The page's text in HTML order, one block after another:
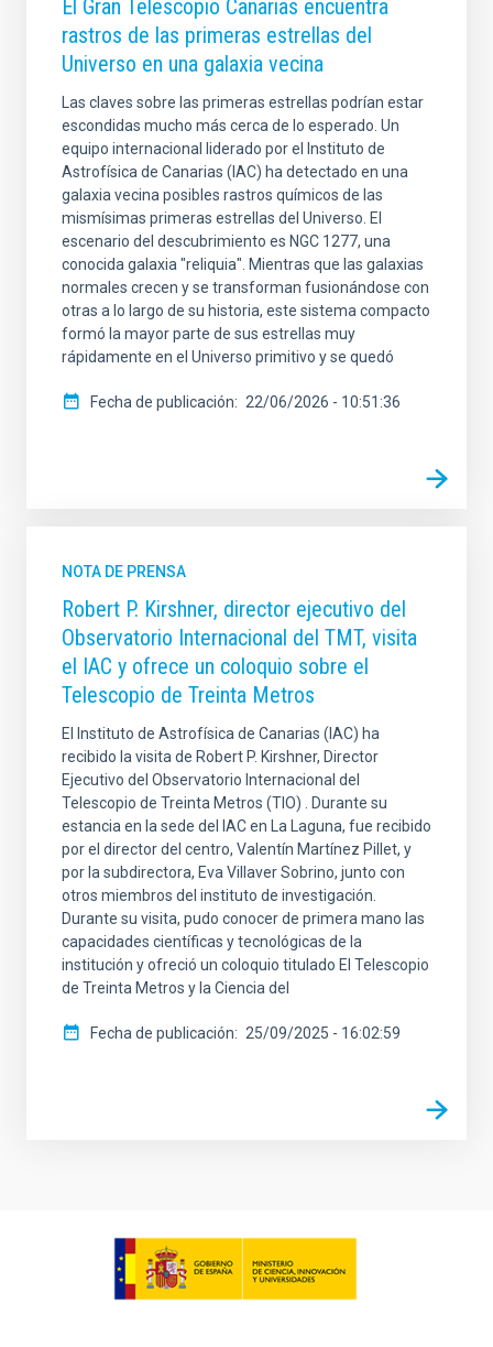
El Gran Telescopio Canarias encuentra
rastros de las primeras estrellas del
Universo en una galaxia vecina
Las claves sobre las primeras estrellas podrían estar
escondidas mucho más cerca de lo esperado. Un
equipo internacional liderado por el Instituto de
Astrofísica de Canarias (IAC) ha detectado en una
galaxia vecina posibles rastros químicos de las
mismísimas primeras estrellas del Universo. El
escenario del descubrimiento es NGC 1277, una
conocida galaxia "reliquia". Mientras que las galaxias
normales crecen y se transforman fusionándose con
otras a lo largo de su historia, este sistema compacto
formó la mayor parte de sus estrellas muy
rápidamente en el Universo primitivo y se quedó
Fecha de publicación 22/06/2026 - 10:51:36
NOTA DE PRENSA
Robert P. Kirshner, director ejecutivo del
Observatorio Internacional del TMT, visita
el IAC y ofrece un coloquio sobre el
Telescopio de Treinta Metros
El Instituto de Astrofísica de Canarias (IAC) ha
recibido la visita de Robert P. Kirshner, Director
Ejecutivo del Observatorio Internacional del
Telescopio de Treinta Metros (TIO) . Durante su
estancia en la sede del IAC en La Laguna, fue recibido
por el director del centro, Valentín Martínez Pillet, y
por la subdirectora, Eva Villaver Sobrino, junto con
otros miembros del instituto de investigación.
Durante su visita, pudo conocer de primera mano las
capacidades científicas y tecnológicas de la
institución y ofreció un coloquio titulado El Telescopio
de Treinta Metros y la Ciencia del
Fecha de publicación 25/09/2025 - 16:02:59